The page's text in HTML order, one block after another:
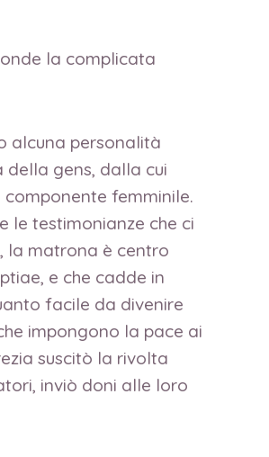
la complicata
alcuna personalità
della gens, dalla cui
componente femminile.
le testimonianze che ci
la matrona è centro
e che cadde in
facile da divenire
impongono la pace ai
suscitò la rivolta
inviò doni alle loro